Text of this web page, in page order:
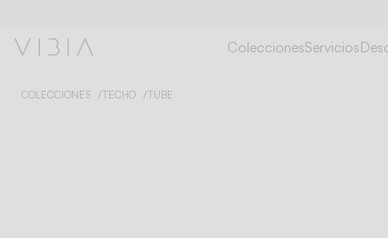
ColeccionesServicios
COLECCIONES TECHO TUBE